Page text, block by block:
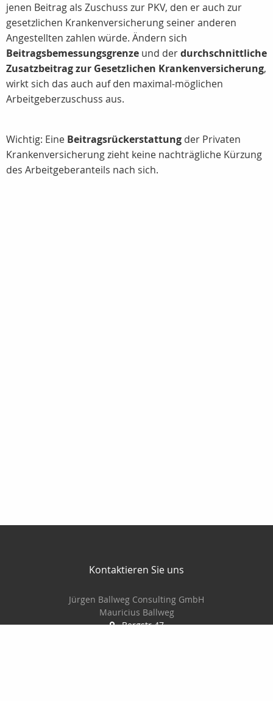
jenen Beitrag als Zuschuss zur PKV, den er auch zur
gesetzlichen Krankenversicherung seiner anderen
Angestellten zahlen würde. Ändern sich
Beitragsbemessungsgrenze und derdurchschnittliche
Zusatzbeitrag zur Gesetzlichen Krankenversicherung,
wirkt sich das auch auf den maximal-möglichen
Arbeitgeberzuschuss aus.
Wichtig: Eine Beitragsrückerstattung der Privaten
Krankenversicherung zieht keine nachträgliche Kürzung
des Arbeitgeberanteils nach sich.
Kontaktieren Sie uns
Jürgen Ballweg Consulting GmbH
Mauricius Ballweg
Bergstr.47